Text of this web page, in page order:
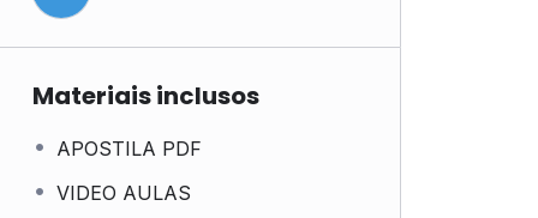
Materiais inclusos
APOSTILA PDF
VIDEO AULAS